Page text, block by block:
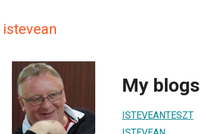
istevean
My blogs
ISTEVEANTESZT